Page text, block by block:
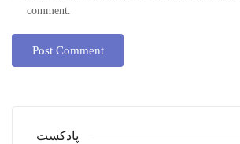
comment.
پادکست